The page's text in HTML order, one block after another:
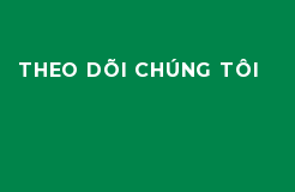
THEO DÕI CHÚNG TÔI